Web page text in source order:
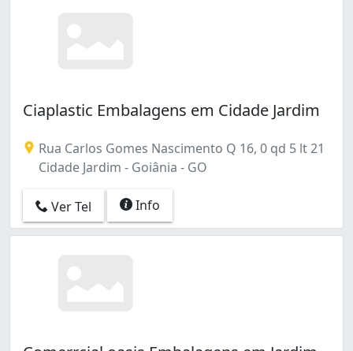
Ciaplastic Embalagens em Cidade Jardim
Rua Carlos Gomes Nascimento Q 16, 0 qd 5 lt 21
Cidade Jardim - Goiânia - GO
Ver Tel Info